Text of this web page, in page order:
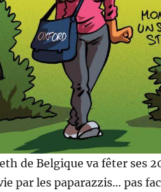
de Belgique va fêter ses
par les paparazzis… pas